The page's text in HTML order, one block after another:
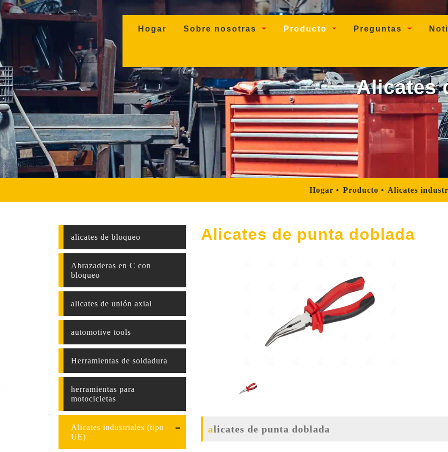
Hogar (current)
Sobre nosotras Producto Preguntas
Alicates
Hogar Producto Alicates
alicates de bloqueo
Abrazaderas en C con
bloqueo
alicates de unión axial
automotive tools
Herramientas de soldadura
herramientas para
motocicletas
Alicates industriales (tipo
UE)
Alicates de punta doblada
alicates de punta doblada